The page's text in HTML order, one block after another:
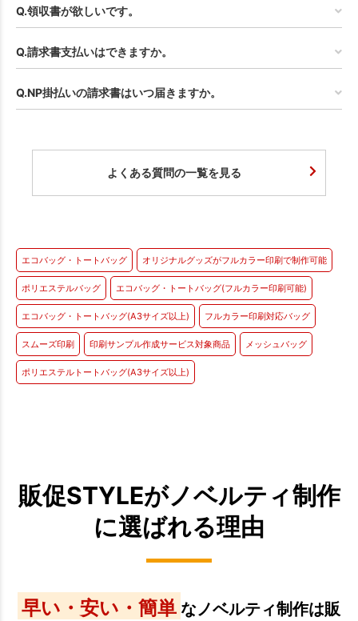
Q.領収書が欲しいです。
Q.請求書支払いはできますか。
Q.NP掛払いの請求書はいつ届きますか。
よくある質問の一覧を見る
エコバッグ・トートバッグ オリジナルグッズがフルカラー印刷で制作可能
ポリエステルバッグ エコバッグ・トートバッグ(フルカラー印刷可能)
エコバッグ・トートバッグ(A3サイズ以上) フルカラー印刷対応バッグ
スムーズ印刷 印刷サンプル作成サービス対象商品 メッシュバッグ
ポリエステルトートバッグ(A3サイズ以上)
販促STYLEがノベルティ制作
に選ばれる理由
早い・安い・簡単 なノベルティ制作は販